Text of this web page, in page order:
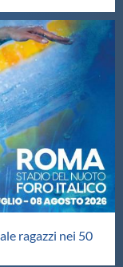
ragazzi nei 50